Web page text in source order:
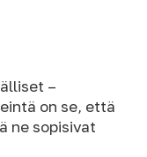
–
on se, että
ne sopisivat